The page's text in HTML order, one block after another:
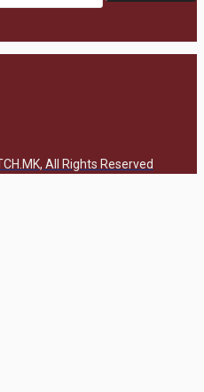
All Rights Reserved